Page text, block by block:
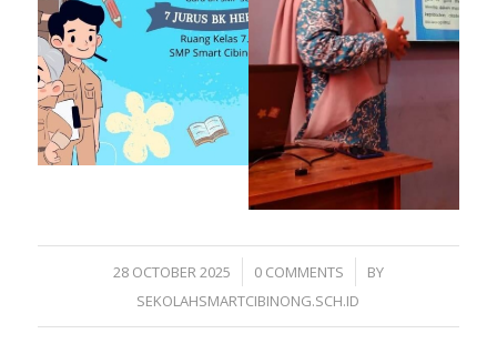
28 OCTOBER 2025
/ 0 COMMENTS
/
BY
SEKOLAHSMARTCIBINONG.SCH.ID